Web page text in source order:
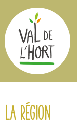
La région